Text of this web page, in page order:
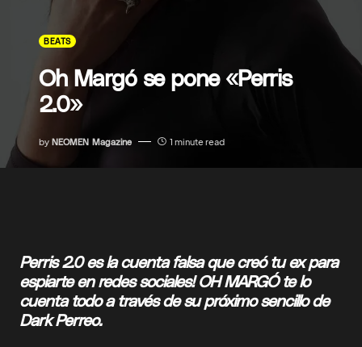
BEATS
Oh Margó se pone «Perris
2.0»
by NEOMEN Magazine 1 minute read
Perris 2.0 es la cuenta falsa que creó tu ex para
espiarte en redes sociales! OH MARGÓ te lo
cuenta todo a través de su próximo sencillo de
Dark Perreo.